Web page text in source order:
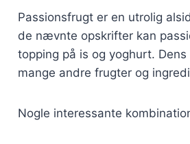
Passionsfrugt er en utrolig
de nævnte opskrifter kan
topping på is og yoghurt.
mange andre frugter og
Nogle interessante